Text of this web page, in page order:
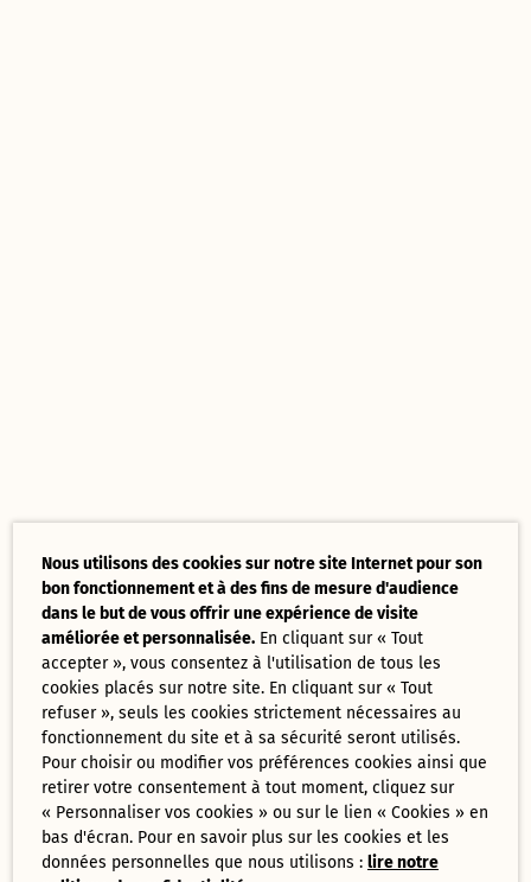
Nous utilisons des cookies sur notre site Internet pour son
bon fonctionnement et à des fins de mesure d'audience
dans le but de vous offrir une expérience de visite
améliorée et personnalisée. En cliquant sur « Tout
accepter », vous consentez à l'utilisation de tous les
cookies placés sur notre site. En cliquant sur « Tout
refuser », seuls les cookies strictement nécessaires au
fonctionnement du site et à sa sécurité seront utilisés.
Pour choisir ou modifier vos préférences cookies ainsi que
retirer votre consentement à tout moment, cliquez sur
« Personnaliser vos cookies » ou sur le lien « Cookies » en
bas d'écran. Pour en savoir plus sur les cookies et les
données personnelles que nous utilisons :lire notre